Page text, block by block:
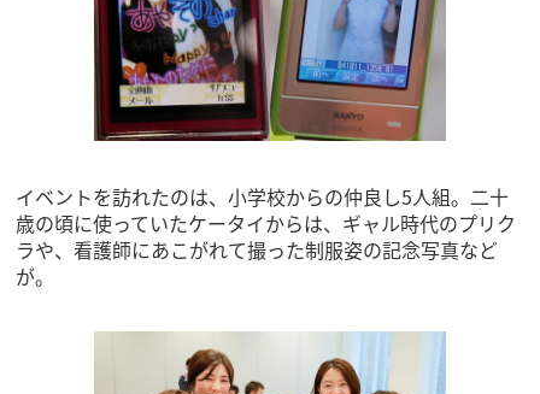
イベントを訪れたのは、小学校からの仲良し5人組。二十
歳の頃に使っていたケータイからは、ギャル時代のプリク
ラや、看護師にあこがれて撮った制服姿の記念写真など
が。